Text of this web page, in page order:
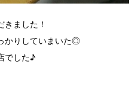
ました！
かりしていまいた◎
でした♪